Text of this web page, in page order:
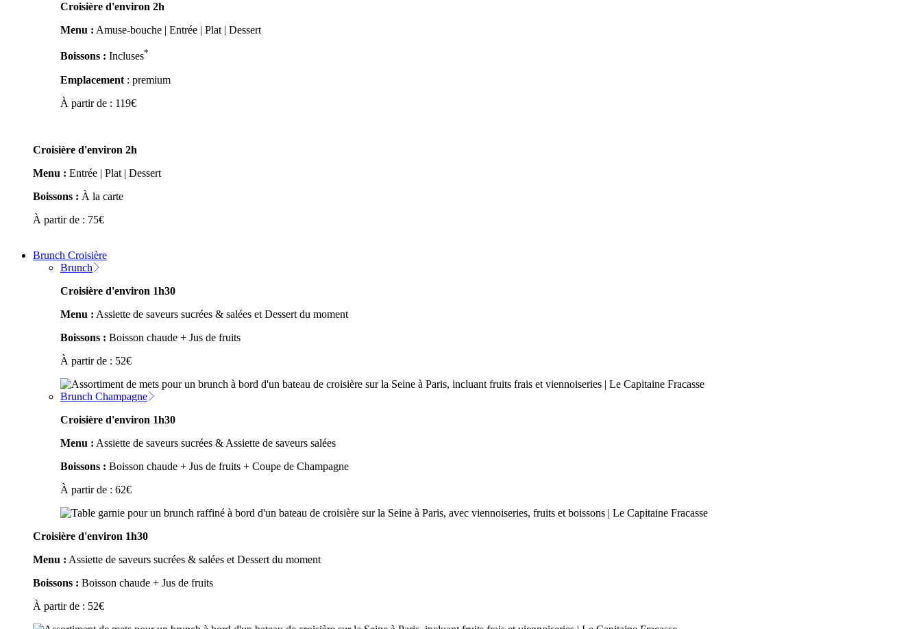
Croisière d'environ 2h
Menu : Amuse-bouche | Entrée | Plat | Dessert
Boissons : Incluses*
Emplacement : premium
À partir de : 119€
Croisière d'environ 2h
Menu : Entrée | Plat | Dessert
Boissons : À la carte
À partir de : 75€
Brunch Croisière
Brunch
Croisière d'environ 1h30
Menu : Assiette de saveurs sucrées & salées et Dessert du moment
Boissons : Boisson chaude + Jus de fruits
À partir de : 52€
Brunch Champagne
Croisière d'environ 1h30
Menu : Assiette de saveurs sucrées & Assiette de saveurs salées
Boissons : Boisson chaude + Jus de fruits + Coupe de Champagne
À partir de : 62€
Croisière d'environ 1h30
Menu : Assiette de saveurs sucrées & salées et Dessert du moment
Boissons : Boisson chaude + Jus de fruits
À partir de : 52€